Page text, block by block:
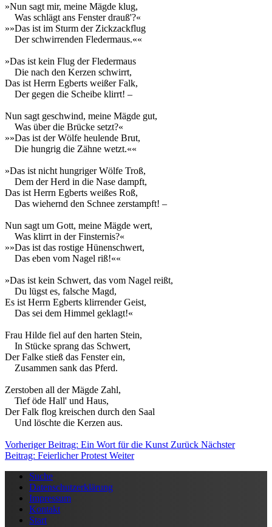
»Nun sagt mir, meine Mägde klug,
Was schlägt ans Fenster drauß'?«
»»Das ist im Sturm der Zickzackflug
Der schwirrenden Fledermaus.««
»Das ist kein Flug der Fledermaus
Die nach den Kerzen schwirrt,
Das ist Herrn Egberts weißer Falk,
Der gegen die Scheibe klirrt! –
Nun sagt geschwind, meine Mägde gut,
Was über die Brücke setzt?«
»»Das ist der Wölfe heulende Brut,
Die hungrig die Zähne wetzt.««
»Das ist nicht hungriger Wölfe Troß,
Dem der Herd in die Nase dampft,
Das ist Herrn Egberts weißes Roß,
Das wiehernd den Schnee zerstampft! –
Nun sagt um Gott, meine Mägde wert,
Was klirrt in der Finsternis?«
»»Das ist das rostige Hünenschwert,
Das eben vom Nagel riß!««
»Das ist kein Schwert, das vom Nagel reißt,
Du lügst es, falsche Magd,
Es ist Herrn Egberts klirrender Geist,
Das sei dem Himmel geklagt!«
Frau Hilde fiel auf den harten Stein,
In Stücke sprang das Schwert,
Der Falke stieß das Fenster ein,
Zusammen sank das Pferd.
Zerstoben all der Mägde Zahl,
Tief öde Hall' und Haus,
Der Falk flog kreischen durch den Saal
Und löschte die Kerzen aus.
Vorheriger Beitrag: Ein Wort für die Kunst Zurück Nächster
Beitrag: Feierlicher Protest Weiter
Suche
Datenschutzerklärung
Impressum
Kontakt
Start